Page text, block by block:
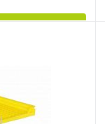
Под заказ